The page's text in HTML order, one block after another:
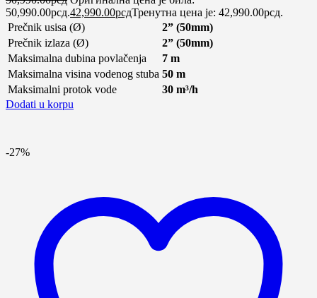
50,990.00рсд.42,990.00рсдТренутна цена је: 42,990.00рсд.
Prečnik usisa (Ø)
2” (50mm)
Prečnik izlaza (Ø)
2” (50mm)
Maksimalna dubina povlačenja
7 m
Maksimalna visina vodenog stuba 50 m
Maksimalni protok vode
30 m³/h
Dodati u korpu
-27%